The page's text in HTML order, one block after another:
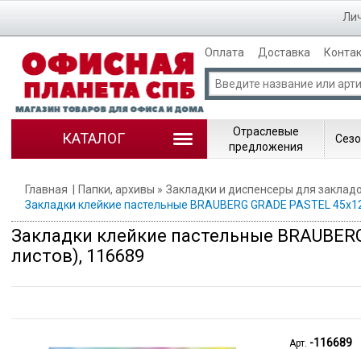
Оплата Доставка
КАТАЛОГ
Отраслевые
предложения
Главная Папки, архивы
Закладки и диспенсеры для
Закладки клейкие пастельные BRAUBERG GRADE PASTEL
Закладки клейкие пастельные
листов), 116689
Арт. -116689